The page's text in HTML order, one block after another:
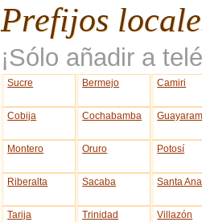
Prefijos
¡Sólo añadir a
Sucre Bermejo Camiri
Cobija Cochabamba
Montero Oruro Potosí
Riberalta Sacaba Santa Ana
Tarija Trinidad Villazón